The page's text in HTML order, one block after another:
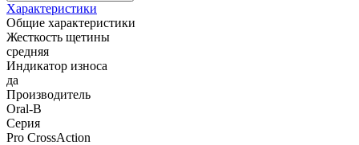
Характеристики
Общие характеристики
Жесткость щетины
средняя
Индикатор износа
да
Производитель
Oral-B
Серия
Pro CrossAction